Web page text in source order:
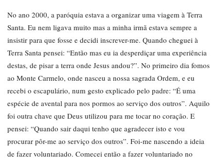
No ano 2000, a paróquia estava a organizar uma viagem à Terra
Santa. Eu nem ligava muito mas a minha irmã estava sempre a
insistir para que fosse e decidi inscrever-me. Quando cheguei à
Terra Santa pensei: “Então mas eu ia desperdiçar uma experiência
destas, de pisar a terra onde Jesus andou?”. No primeiro dia fomos
ao Monte Carmelo, onde nasceu a nossa sagrada Ordem, e eu
recebi o escapulário, num gesto explicado pelo padre: “É uma
espécie de avental para nos pormos ao serviço dos outros”. Aquilo
foi outra chave que Deus utilizou para me tocar no coração. E
pensei: “Quando sair daqui tenho que agradecer isto e vou
procurar pôr-me ao serviço dos outros”. Foi-me nascendo a ideia
de fazer voluntariado. Comecei então a fazer voluntariado no